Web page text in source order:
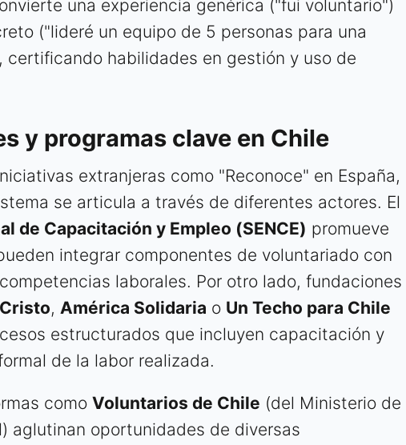
una experiencia genérica ("fui voluntario")
("lideré un equipo de 5 personas para una
certificando habilidades en gestión y uso de
y programas clave en Chile
extranjeras como "Reconoce" en España,
se articula a través de diferentes actores. El
de Capacitación y Empleo (SENCE) promueve
integrar componentes de voluntariado con
laborales. Por otro lado, fundaciones
, América Solidaria o Un Techo para Chile
estructurados que incluyen capacitación y
de la labor realizada.
como Voluntarios de Chile (del Ministerio de
aglutinan oportunidades de diversas